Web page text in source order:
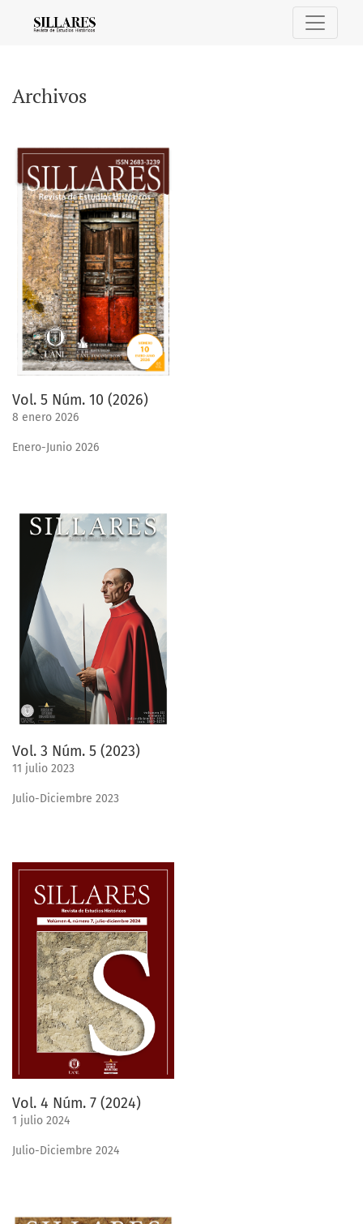
Archivos
Vol. 5 Núm. 10 (2026)
8 enero 2026
Enero-Junio 2026
Vol. 3 Núm. 5 (2023)
11 julio 2023
Julio-Diciembre 2023
Vol. 4 Núm. 7 (2024)
1 julio 2024
Julio-Diciembre 2024